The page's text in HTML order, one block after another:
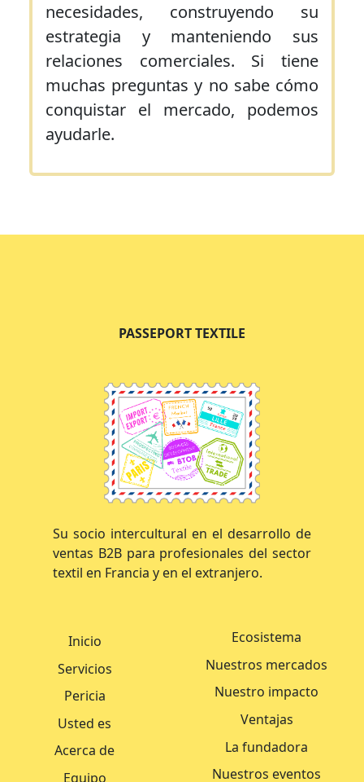
necesidades, construyendo su
estrategia y manteniendo sus
relaciones comerciales. Si tiene
muchas preguntas y no sabe cómo
conquistar el mercado, podemos
ayudarle.
PASSEPORT TEXTILE
Su socio intercultural en el desarrollo de
ventas B2B para profesionales del sector
textil en Francia y en el extranjero.
Inicio
Servicios
Pericia
Usted es
Acerca de
Equipo
Ecosistema
Nuestros mercados
Nuestro impacto
Ventajas
La fundadora
Nuestros eventos